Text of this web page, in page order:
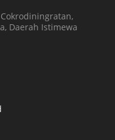
Daerah Istimewa